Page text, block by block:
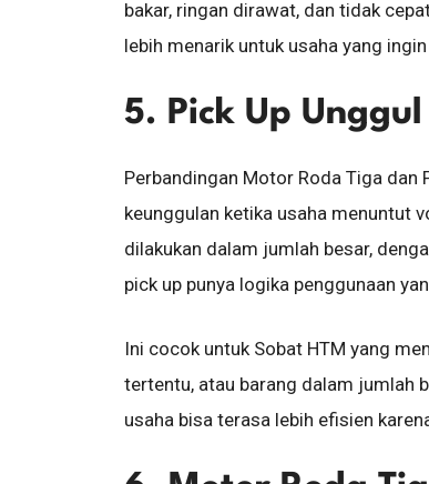
bakar, ringan dirawat, dan tidak
lebih menarik untuk usaha yang
5. Pick Up
Perbandingan Motor Roda Tiga dan
keunggulan ketika usaha menuntut
dilakukan dalam jumlah besar,
pick up punya logika penggunaan
Ini cocok untuk Sobat HTM yang
tertentu, atau barang dalam jumlah
usaha bisa terasa lebih efisien